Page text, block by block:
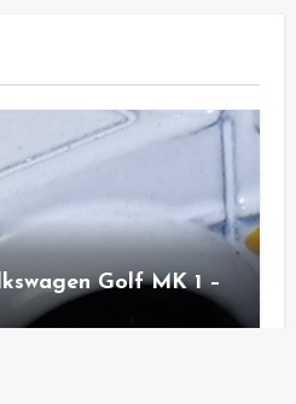
Golf MK 1 –